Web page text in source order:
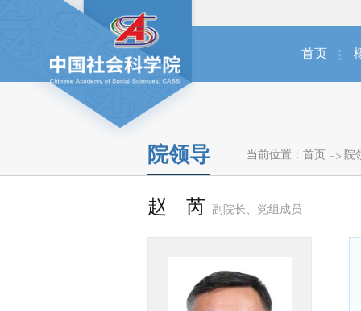
首页
院领导 当前位置： 首页 院
赵 芮 副院长、党组成员